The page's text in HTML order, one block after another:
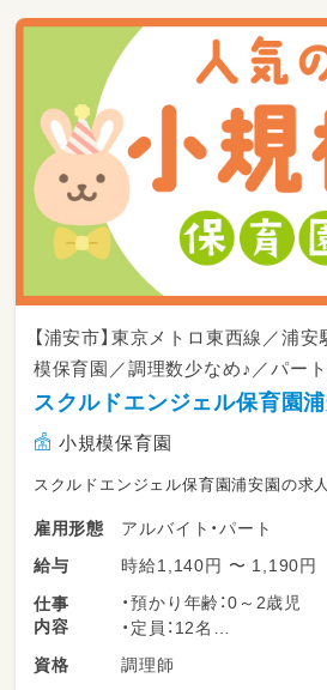
【浦安市】東京メトロ東西線／浦
模保育園／調理数少なめ♪／パー
スクルドエンジェル保育園
小規模保育園
スクルドエンジェル保育園浦安園の求
雇用形態
アルバイト・パート
給与
時給1,140円 〜 1,190円
仕事
内容
・預かり年齢：0～2歳児
・定員：12名
＜＜業務内容＞＞
資格 調理師